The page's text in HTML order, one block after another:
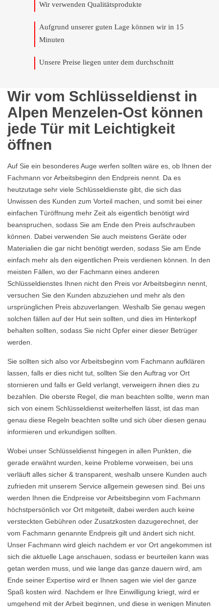
Wir verwenden Qualitätsprodukte
Aufgrund unserer guten Lage können wir in 15
Minuten
Unsere Preise liegen unter dem durchschnitt
Wir vom Schlüsseldienst in
Alpen Menzelen-Ost können
jede Tür mit Leichtigkeit
öffnen
Auf Sie ein besonderes Auge werfen sollten wäre es, ob Ihnen der
Fachmann vor Arbeitsbeginn den Endpreis nennt. Da es
heutzutage sehr viele Schlüsseldienste gibt, die sich das
Unwissen des Kunden zum Vorteil machen, und somit bei einer
einfachen Türöffnung mehr Zeit als eigentlich benötigt wird
beanspruchen, sodass Sie am Ende den Preis aufschrauben
können. Dabei verwenden Sie auch meistens Geräte oder
Materialien die gar nicht benötigt werden, sodass Sie am Ende
einfach mehr als den eigentlichen Preis verdienen können. In den
meisten Fällen, wo der Fachmann eines anderen
Schlüsseldienstes Ihnen nicht den Preis vor Arbeitsbeginn nennt,
versuchen Sie den Kunden abzuziehen und mehr als den
ursprünglichen Preis abzuverlangen. Weshalb Sie genau wegen
solchen fällen auf der Hut sein sollten, und dies im Hinterkopf
behalten sollten, sodass Sie nicht Opfer einer dieser Betrüger
werden.
Sie sollten sich also vor Arbeitsbeginn vom Fachmann aufklären
lassen, falls er dies nicht tut, sollten Sie den Auftrag vor Ort
stornieren und falls er Geld verlangt, verweigern ihnen dies zu
bezahlen. Die oberste Regel, die man beachten sollte, wenn man
sich von einem Schlüsseldienst weiterhelfen lässt, ist das man
genau diese Regeln beachten sollte und sich über diesen genau
informieren und erkundigen sollten.
Wobei unser Schlüsseldienst hingegen in allen Punkten, die
gerade erwähnt wurden, keine Probleme vorweisen, bei uns
verläuft alles sicher & transparent, weshalb unsere Kunden auch
zufrieden mit unserem Service allgemein gewesen sind. Bei uns
werden Ihnen die Endpreise vor Arbeitsbeginn vom Fachmann
höchstpersönlich vor Ort mitgeteilt, dabei werden auch keine
versteckten Gebühren oder Zusatzkosten dazugerechnet, der
vom Fachmann genannte Endpreis gilt und ändert sich nicht.
Unser Fachmann wird gleich nachdem er vor Ort angekommen ist
sich die aktuelle Lage anschauen, sodass er beurteilen kann was
getan werden muss, und wie lange das ganze dauern wird, am
Ende seiner Expertise wird er Ihnen sagen wie viel der ganze
Spaß kosten wird. Nachdem er Ihre Einwilligung kriegt, wird er
umgehend mit der Arbeit beginnen, und diese in wenigen Minuten